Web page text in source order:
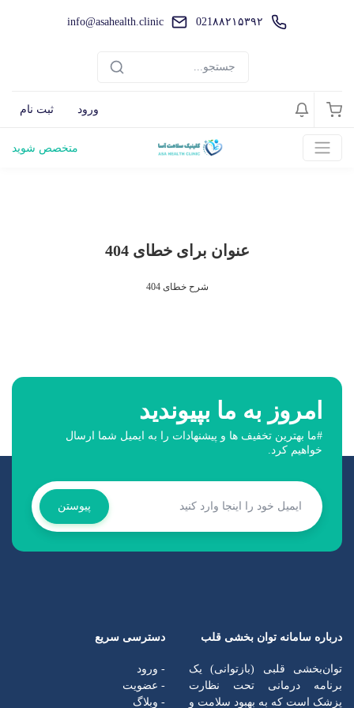
021۸۸۲۱۵۳۹۲ info@asahealth.clinic
ورود ثبت نام
متخصص شوید
عنوان برای خطای 404
شرح خطای 404
امروز به ما بپیوندید
#ما بهترین تخفیف ها و پیشنهادات را به ایمیل شما ارسال
خواهیم کرد.
پیوستن
درباره سامانه توان بخشی قلب
توان‌بخشی قلبی (بازتوانی) یک
برنامه درمانی تحت نظارت
پزشک است که به بهبود سلامت و
دسترسی سریع
- ورود
- عضویت
- وبلاگ